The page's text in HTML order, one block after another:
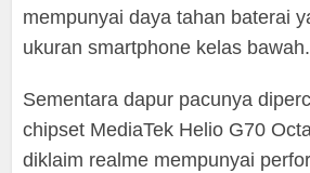
mempunyai daya tahan baterai
ukuran smartphone kelas bawah.
Sementara dapur pacunya
chipset MediaTek Helio G70
diklaim realme mempunyai